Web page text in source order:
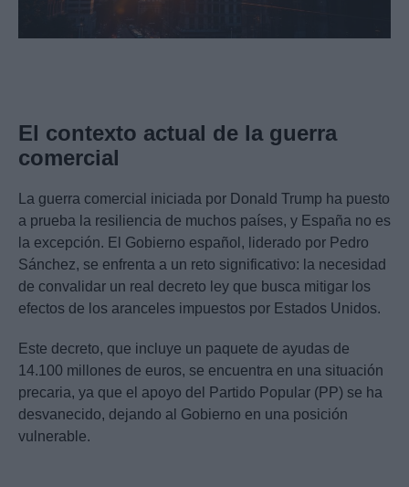
El contexto actual de la guerra
comercial
La guerra comercial iniciada por Donald Trump ha puesto
a prueba la resiliencia de muchos países, y España no es
la excepción. El Gobierno español, liderado por Pedro
Sánchez, se enfrenta a un reto significativo: la necesidad
de convalidar un real decreto ley que busca mitigar los
efectos de los aranceles impuestos por Estados Unidos.
Este decreto, que incluye un paquete de ayudas de
14.100 millones de euros, se encuentra en una situación
precaria, ya que el apoyo del Partido Popular (PP) se ha
desvanecido, dejando al Gobierno en una posición
vulnerable.